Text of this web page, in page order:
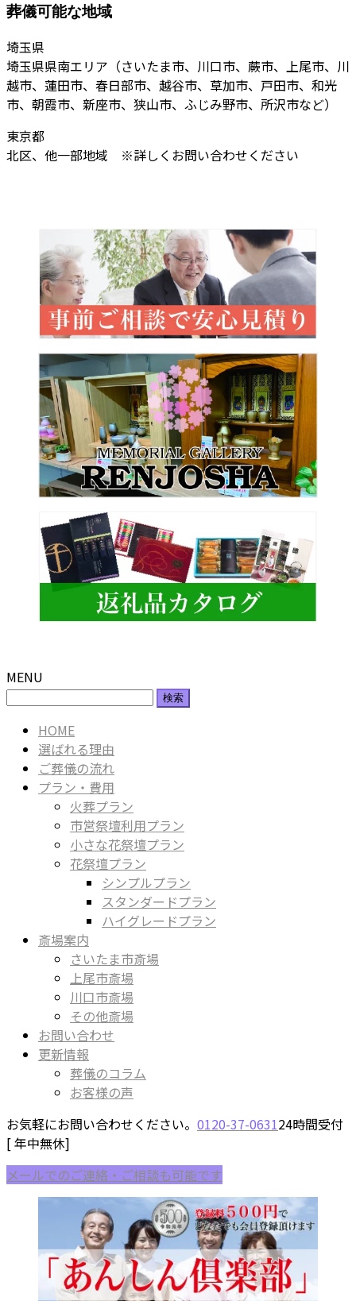
葬儀可能な地域
埼玉県
埼玉県県南エリア（さいたま市、川口市、蕨市、上尾市、川
越市、蓮田市、春日部市、越谷市、草加市、戸田市、和光
市、朝霞市、新座市、狭山市、ふじみ野市、所沢市など）
東京都
北区、他一部地域 ※詳しくお問い合わせください
MENU
検
HOME
選ばれる理由
ご葬儀の流れ
プラン・費用
火葬プラン
市営祭壇利用プラン
小さな花祭壇プラン
花祭壇プラン
シンプルプラン
スタンダードプラン
ハイグレードプラン
斎場案内
さいたま市斎場
上尾市斎場
川口市斎場
その他斎場
お問い合わせ
更新情報
葬儀のコラム
お客様の声
お気軽にお問い合わせください。 0120-37-063124時間受付
[ 年中無休]
メールでのご連絡・ご相談も可能です